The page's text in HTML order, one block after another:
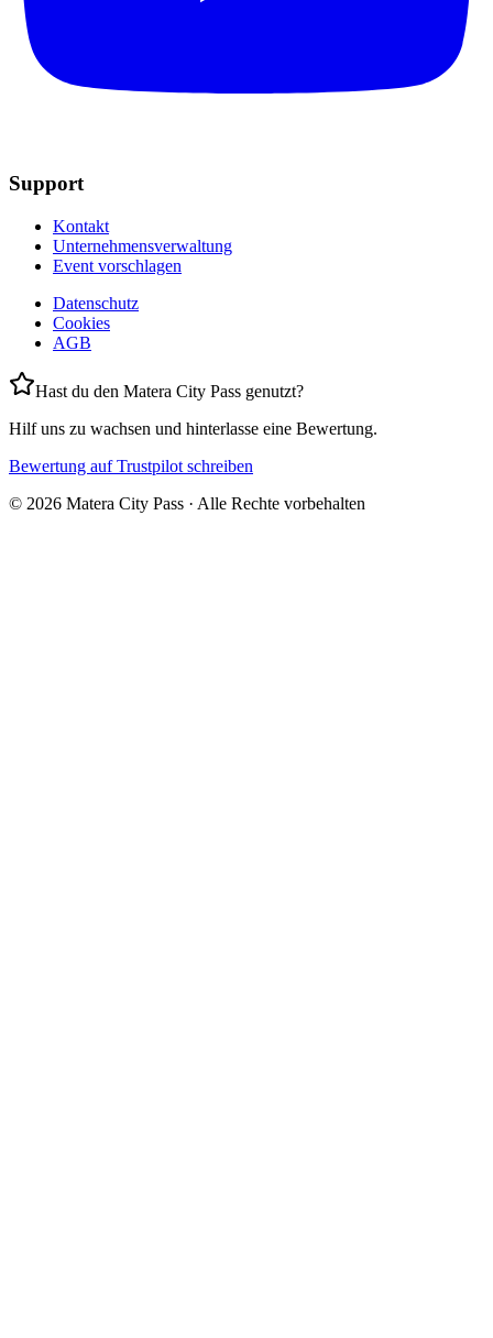
Support
Kontakt
Unternehmensverwaltung
Event vorschlagen
Datenschutz
Cookies
AGB
Hast du den Matera City Pass genutzt?
Hilf uns zu wachsen und hinterlasse eine Bewertung.
Bewertung auf Trustpilot schreiben
© 2026 Matera City Pass · Alle Rechte vorbehalten